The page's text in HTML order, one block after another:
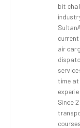
bit
air
time
Since